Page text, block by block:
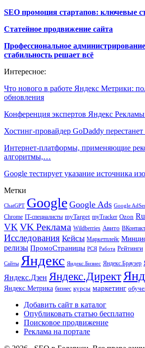
SEO промоция стартапов: ключевые
Статейное продвижение сайта
Профессиональное
стабильность решает всё
Интересное:
Что нового в работе Яндекс Метрики:
обновления
Конференция экспертов Яндекс
Хостинг-провайдер GoDaddy
Интернет-платформы, применяющие
алгоритмы,…
Google тестирует указание источника
Метки
ChatGPT Google Google Ads Google
Chrome IT-специалисты myTarget myTracker Ozon
VK VK Реклама Wildberries Авито
Исследования Кейсы Маркетплейс
релизы ПромоСтраницы РСЯ Работа Рейтинги
Сайты Яндекс Яндекс.Бизнес Яндекс.Браузер
Яндекс.Дзен Яндекс.Директ
Яндекс.Метрика бизнес курсы маркетинг
Добавить сайт в каталог
Опубликовать статью бесплатно
Поисковое продвижение
Реклама на портале